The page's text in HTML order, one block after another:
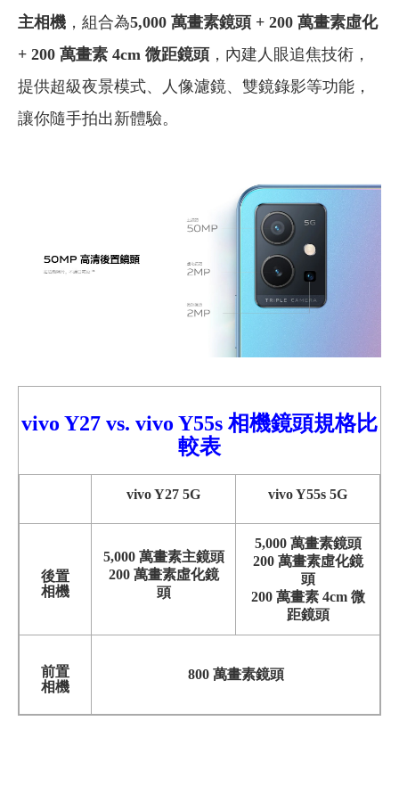
主相機 ，組合為5,000 萬畫素鏡頭 + 200 萬畫素虛化
+ 200 萬畫素 4cm 微距鏡頭，內建人眼追焦技術，
提供超級夜景模式、人像濾鏡、雙鏡錄影等功能，
讓你隨手拍出新體驗。
vivo Y27 vs. vivo Y55s 相機鏡頭規格比
較表
vivo Y27 5G vivo Y55s 5G
後置
相機
5,000 萬畫素主鏡頭
200 萬畫素虛化鏡
頭
5,000 萬畫素鏡頭
200 萬畫素虛化鏡
頭
200 萬畫素 4cm 微
距鏡頭
前置
相機
800 萬畫素鏡頭